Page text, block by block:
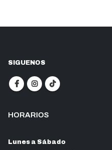
SIGUENOS
HORARIOS
Lunes a Sábado